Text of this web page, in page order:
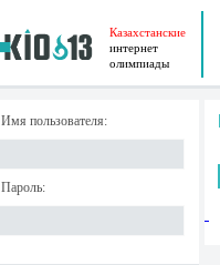
Казахстанские
интернет
олимпиады
Имя пользователя:
Пароль: